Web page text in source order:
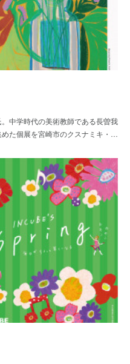
中学時代の美術教師である長曽我
た個展を宮崎市のクスナミキ・…